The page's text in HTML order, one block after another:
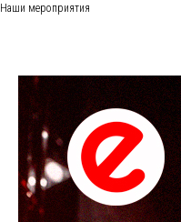
Наши мероприятия